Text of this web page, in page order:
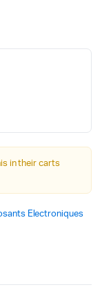
د.ت 69,000.
د.ت 49,000.
in their carts
Electroniques